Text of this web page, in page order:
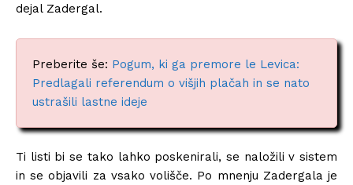
dejal Zadergal.
Preberite še: Pogum, ki ga premore le Levica:
Predlagali referendum o višjih plačah in se nato
ustrašili lastne ideje
Ti listi bi se tako lahko poskenirali, se naložili v sistem
in se objavili za vsako volišče. Po mnenju Zadergala je